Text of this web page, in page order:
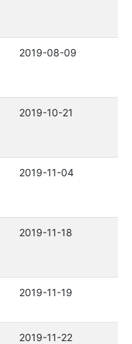
2019-08-09
2019-10-21
2019-11-04
2019-11-18
2019-11-19
2019-11-22